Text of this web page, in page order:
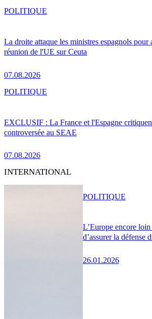
La droite attaque les ministres espagnols pour
réunion de l'UE sur Ceuta
07.08.2026
POLITIQUE
EXCLUSIF : La France et l'Espagne
controversée au SEAE
07.08.2026
POLITIQUE
INTERNATIONAL
L’Europe encore loin
d’assurer la défense
26.01.2026
POLITIQUE